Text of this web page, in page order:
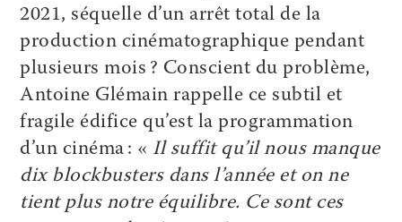
2021, séquelle d’un arrêt total de la
production cinématographique pendant
plusieurs mois ? Conscient du problème,
Antoine Glémain rappelle ce subtil et
fragile édifice qu’est la programmation
d’un cinéma : « Il suffit qu’il nous manque
dix blockbusters dans l’année et on ne
tient plus notre équilibre. Ce sont ces